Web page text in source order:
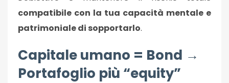
compatibile con la tua capacità mentale e
patrimoniale di sopportarlo.
Capitale umano = Bond →
Portafoglio più “equity”